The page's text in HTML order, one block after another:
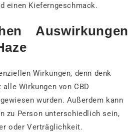
einen Kieferngeschmack.
Auswirkungen
Wirkungen, denn denk
Wirkungen von CBD
wurden. Außerdem kann
zu Person unterschiedlich sein,
oder Verträglichkeit.